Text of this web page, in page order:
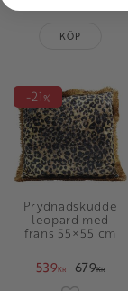
Lägg till
KÖP
Prydnadskudde
leopard med
frans 55×55 cm
539KR 679KR
21%